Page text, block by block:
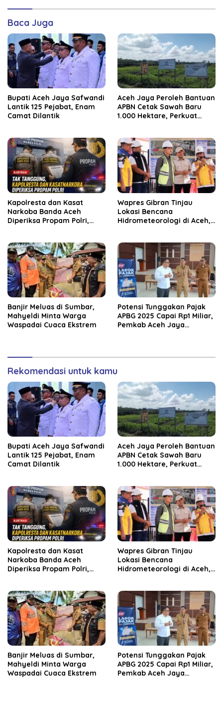
Baca Juga
Bupati Aceh Jaya Safwandi
Lantik 125 Pejabat, Enam
Camat Dilantik
Aceh Jaya Peroleh Bantuan
APBN Cetak Sawah Baru
1.000 Hektare, Perkuat
Kapolresta dan Kasat
Narkoba Banda Aceh
Diperiksa Propam Polri,
Wapres Gibran Tinjau
Lokasi Bencana
Hidrometeorologi di Aceh,
Banjir Meluas di Sumbar,
Mahyeldi Minta Warga
Waspadai Cuaca Ekstrem
Potensi Tunggakan Pajak
APBG 2025 Capai Rp1 Miliar,
Pemkab Aceh Jaya
Rekomendasi untuk kamu
Bupati Aceh Jaya Safwandi
Lantik 125 Pejabat, Enam
Camat Dilantik
Aceh Jaya Peroleh Bantuan
APBN Cetak Sawah Baru
1.000 Hektare, Perkuat
Kapolresta dan Kasat
Narkoba Banda Aceh
Diperiksa Propam Polri,
Wapres Gibran Tinjau
Lokasi Bencana
Hidrometeorologi di Aceh,
Banjir Meluas di Sumbar,
Mahyeldi Minta Warga
Waspadai Cuaca Ekstrem
Potensi Tunggakan Pajak
APBG 2025 Capai Rp1 Miliar,
Pemkab Aceh Jaya